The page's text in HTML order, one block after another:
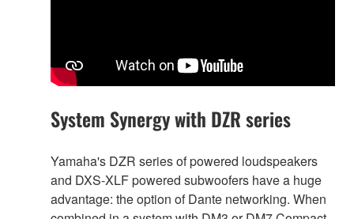
System Synergy with DZR series
Yamaha's DZR series of powered loudspeakers
and DXS-XLF powered subwoofers have a huge
advantage: the option of Dante networking. When